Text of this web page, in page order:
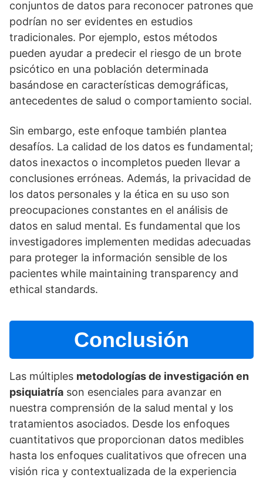
conjuntos de datos para reconocer patrones que
podrí­an no ser evidentes en estudios
tradicionales. Por ejemplo, estos métodos
pueden ayudar a predecir el riesgo de un brote
psicótico en una población determinada
basándose en caracterí­sticas demográficas,
antecedentes de salud o comportamiento social.
Sin embargo, este enfoque también plantea
desafí­os. La calidad de los datos es fundamental;
datos inexactos o incompletos pueden llevar a
conclusiones erróneas. Además, la privacidad de
los datos personales y la ética en su uso son
preocupaciones constantes en el análisis de
datos en salud mental. Es fundamental que los
investigadores implementen medidas adecuadas
para proteger la información sensible de los
pacientes while maintaining transparency and
ethical standards.
Conclusión
Las múltiples metodologí­as de investigación en
psiquiatrí­a son esenciales para avanzar en
nuestra comprensión de la salud mental y los
tratamientos asociados. Desde los enfoques
cuantitativos que proporcionan datos medibles
hasta los enfoques cualitativos que ofrecen una
visión rica y contextualizada de la experiencia